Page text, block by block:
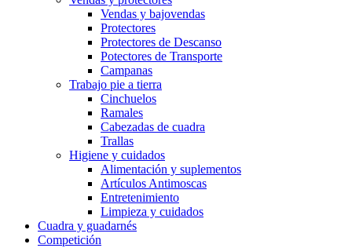
Vendas y bajovendas
Protectores
Protectores de Descanso
Potectores de Transporte
Campanas
Trabajo pie a tierra
Cinchuelos
Ramales
Cabezadas de cuadra
Trallas
Higiene y cuidados
Alimentación y suplementos
Artículos Antimoscas
Entretenimiento
Limpieza y cuidados
Cuadra y guadarnés
Competición